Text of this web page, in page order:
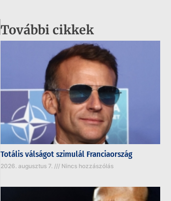
További cikkek
Totális válságot szimulál Franciaország
2026. augusztus 7. Nincs hozzászólás